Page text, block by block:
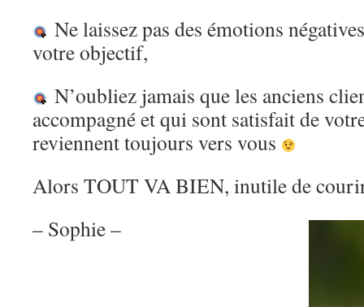
Ne laissez pas des émotions
votre objectif,
N’oubliez jamais que les anciens
accompagné et qui sont satisfait de
reviennent toujours vers vous
Alors TOUT VA BIEN, inutile de
– Sophie –